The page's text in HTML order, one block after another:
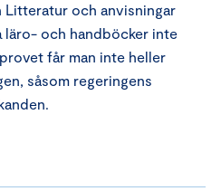
Litteratur och anvisningar
läro- och handböcker inte
får man inte heller
såsom regeringens